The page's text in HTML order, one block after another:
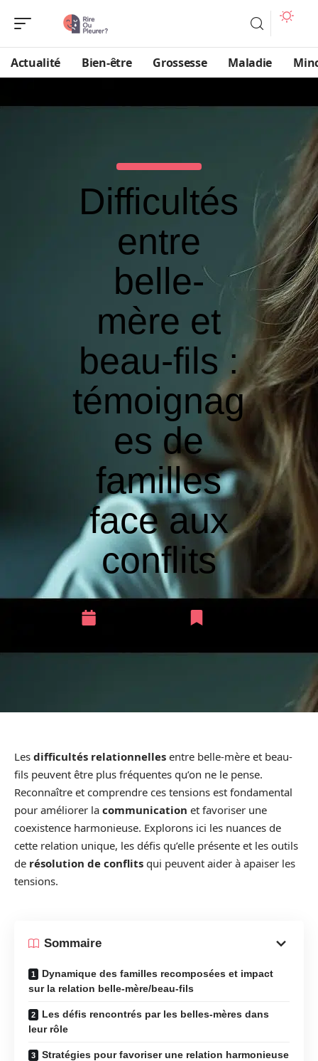
Actualité Bien-être Grossesse Maladie
Difficultés
entre
belle-
mère et
beau-fils :
témoignag
es de
familles
face aux
conflits
Les difficultés relationnelles entre belle-mère et beau-
fils peuvent être plus fréquentes qu’on ne le pense.
Reconnaître et comprendre ces tensions est fondamental
pour améliorer la communication et favoriser une
coexistence harmonieuse. Explorons ici les nuances de
cette relation unique, les défis qu’elle présente et les outils
de résolution de conflits qui peuvent aider à apaiser les
tensions.
Sommaire
Dynamique des familles recomposées et impact
sur la relation belle-mère/beau-fils
Les défis rencontrés par les belles-mères dans
leur rôle
Stratégies pour favoriser une relation harmonieuse